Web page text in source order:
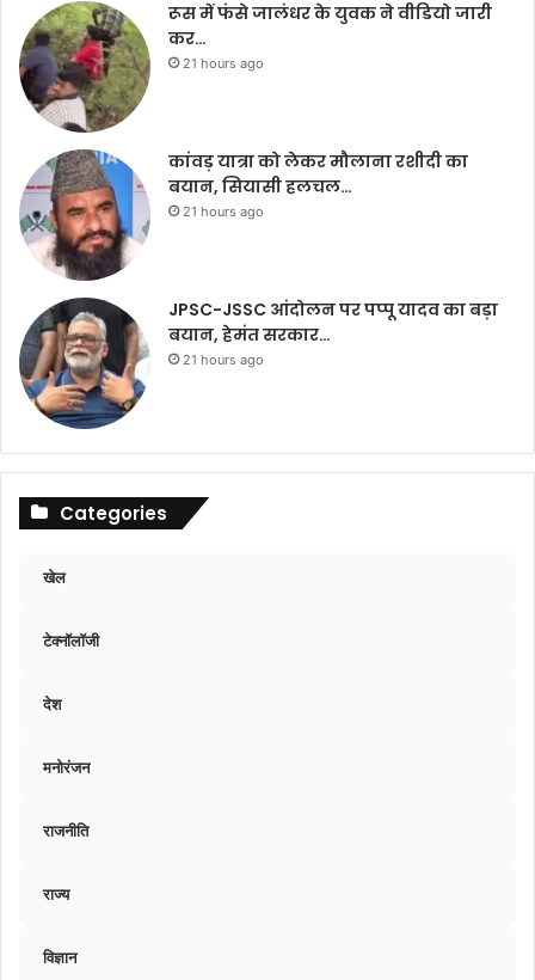
रूस में फंसे जालंधर के युवक ने वीडियो जारी
कर…
21 hours ago
कांवड़ यात्रा को लेकर मौलाना रशीदी का
बयान, सियासी हलचल…
21 hours ago
JPSC-JSSC आंदोलन पर पप्पू यादव का बड़ा
बयान, हेमंत सरकार…
21 hours ago
Categories
खेल
टेक्नॉलॉजी
देश
मनोरंजन
राजनीति
राज्य
विज्ञान